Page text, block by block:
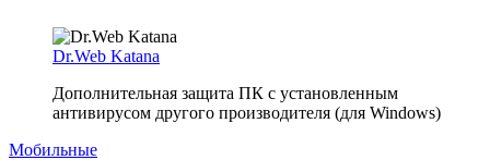
Dr.Web Katana
Дополнительная защита ПК с установленным
антивирусом другого производителя (для Windows)
Мобильные